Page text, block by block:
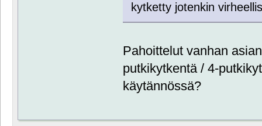
kytketty jotenkin
Pahoittelut vanhan
putkikytkentä / 4-
käytännössä?